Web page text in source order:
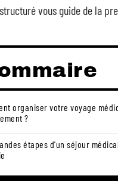
vous guide de la
organiser votre voyage
?
étapes d’un séjour